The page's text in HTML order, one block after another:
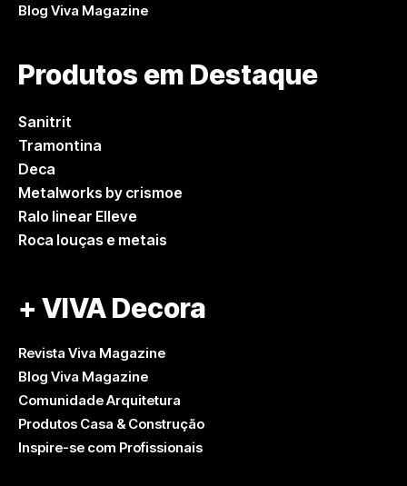
Blog Viva Magazine
Produtos em Destaque
Sanitrit
Tramontina
Deca
Metalworks by crismoe
Ralo linear Elleve
Roca louças e metais
+ VIVA Decora
Revista Viva Magazine
Blog Viva Magazine
Comunidade Arquitetura
Produtos Casa & Construção
Inspire-se com Profissionais